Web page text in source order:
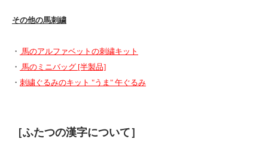
その他の馬刺繍
・ 馬のアルファベットの刺繍キット
・ 馬のミニバッグ [半製品]
・ 刺繍ぐるみのキット "うま" 午ぐるみ
［ふたつの漢字について］